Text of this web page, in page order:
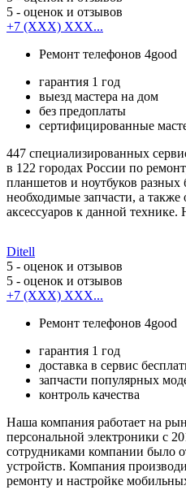
5 - оценок и отзывов
+7 (XXX) XXX...
Ремонт телефонов 4good
гарантия 1 год
выезд мастера на дом
без предоплаты
сертифицированные
447 специализированных
в 122 городах России по
планшетов и ноутбуков разных
необходимые запчасти, а
аксессуаров к данной
Ditell
5 - оценок и отзывов
5 - оценок и отзывов
+7 (XXX) XXX...
Ремонт телефонов 4good
гарантия 1 год
доставка в сервис
запчасти популярных
контроль качества
Наша компания работает на
персональной электроники с
сотрудниками компании было
устройств. Компания
ремонту и настройке